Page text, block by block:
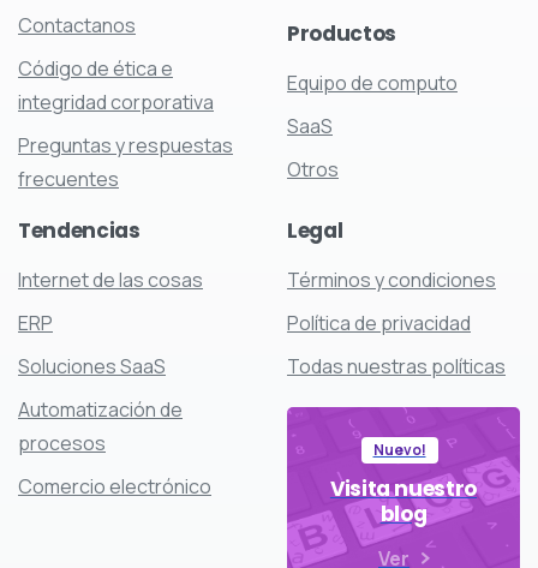
Contactanos
Código de ética e
integridad corporativa
Preguntas y respuestas
frecuentes
Productos
Equipo de computo
SaaS
Otros
Tendencias
Internet de las cosas
ERP
Soluciones SaaS
Automatización de
procesos
Comercio electrónico
Legal
Términos y condiciones
Política de privacidad
Todas nuestras políticas
Nuevo!
Visita nuestro
blog
Ver